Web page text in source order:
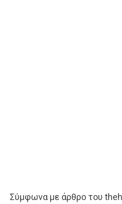
Σύμφωνα με άρθρο του